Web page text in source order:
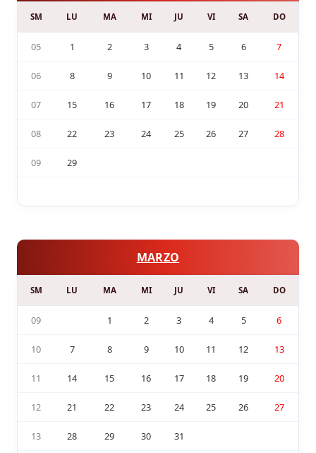
SM LU MA MI JU VI SA DO
05 1 2 3 4 5 6 7
06 8 9 10 11 12 13 14
07 15 16 17 18 19 20 21
08 22 23 24 25 26 27 28
09 29
MARZO
SM LU MA MI JU VI SA DO
09 1 2 3 4 5 6
10 7 8 9 10 11 12 13
11 14 15 16 17 18 19 20
12 21 22 23 24 25 26 27
13 28 29 30 31